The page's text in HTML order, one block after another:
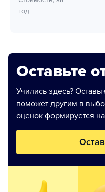
год
Оставьте
Учились здесь?
поможет другим в
оценок формируется